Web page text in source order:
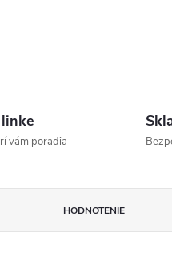
vám poradia
HODNOTENIE